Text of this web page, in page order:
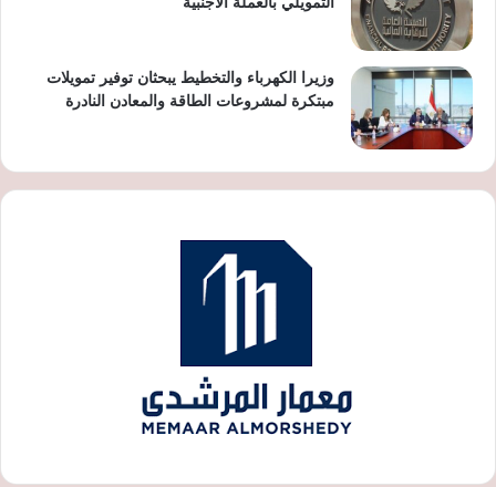
وزيرا الكهرباء والتخطيط يبحثان توفير تمويلات
مبتكرة لمشروعات الطاقة والمعادن النادرة